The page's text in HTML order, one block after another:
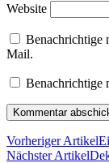
Website
Benachrichtige
Mail.
Benachrichtige
Vorheriger Artikel
Nächster Artikel